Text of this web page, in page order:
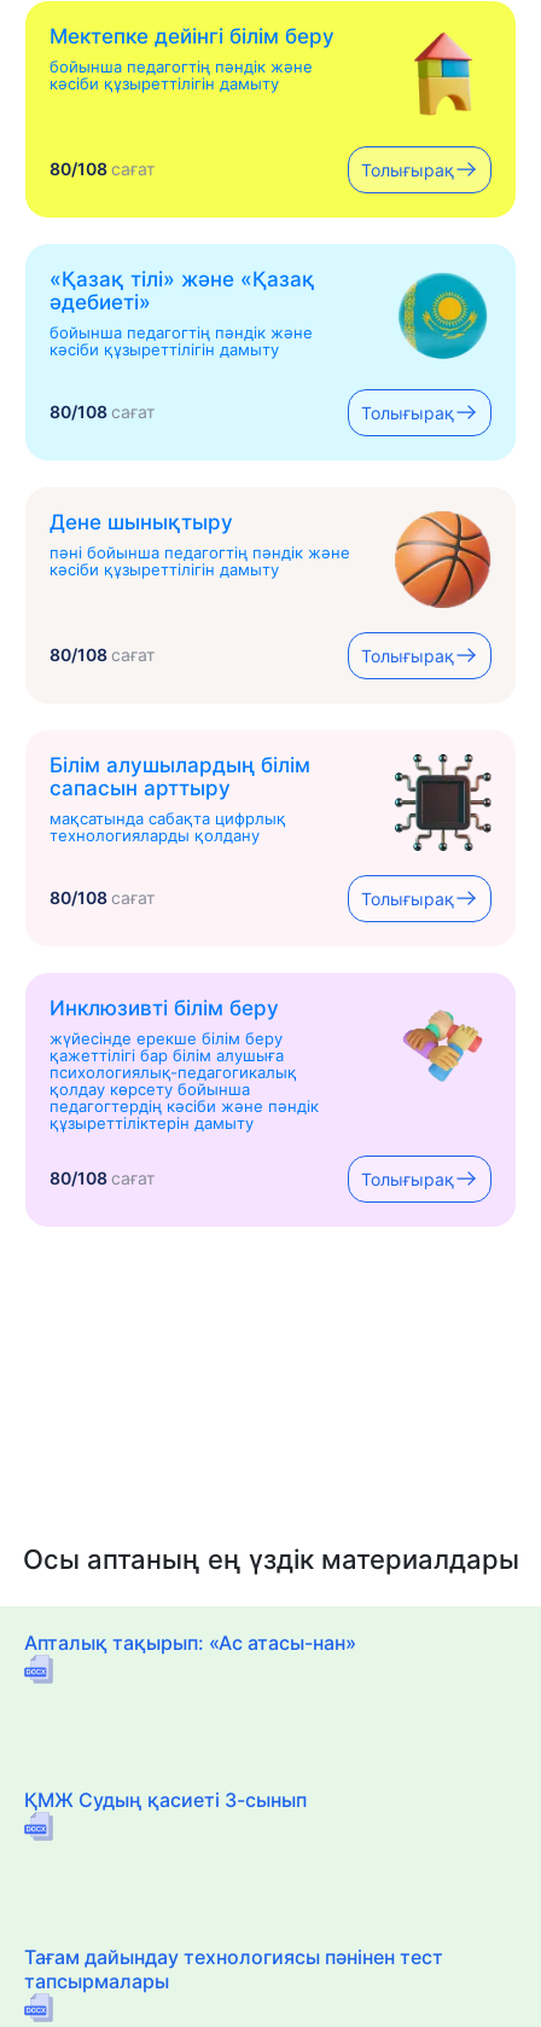
Мектепке дейінгі білім беру
бойынша педагогтің пәндік және
кәсіби құзыреттілігін дамыту
80/108сағат Толығырақ
«Қазақ тілі» жəне «Қазақ
əдебиеті»
бойынша педагогтің пәндік және
кәсіби құзыреттілігін дамыту
80/108сағат Толығырақ
Дене шынықтыру
пәні бойынша педагогтің пәндік және
кәсіби құзыреттілігін дамыту
80/108сағат Толығырақ
Білім алушылардың білім
сапасын арттыру
мақсатында сабақта цифрлық
технологияларды қолдану
80/108сағат Толығырақ
Инклюзивті білім беру
жүйесінде ерекше білім беру
қажеттілігі бар білім алушыға
психологиялық-педагогикалық
қолдау көрсету бойынша
педагогтердің кәсіби және пәндік
құзыреттіліктерін дамыту
80/108сағат Толығырақ
Осы аптаның ең үздік материалдары
Апталық тақырып: «Ас атасы-нан»
ҚМЖ Судың қасиеті 3-сынып
Тағам дайындау технологиясы пәнінен тест
тапсырмалары